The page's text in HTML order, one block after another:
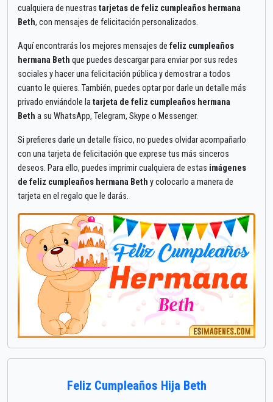
cualquiera de nuestras tarjetas de feliz cumpleaños hermana
Beth, con mensajes de felicitación personalizados.
Aquí encontrarás los mejores mensajes de feliz cumpleaños
hermana Beth que puedes descargar para enviar por sus redes
sociales y hacer una felicitación pública y demostrar a todos
cuanto le quieres. También, puedes optar por darle un detalle más
privado enviándole latarjeta de feliz cumpleaños hermana
Beth a su WhatsApp, Telegram, Skype o Messenger.
Si prefieres darle un detalle físico, no puedes olvidar acompañarlo
con una tarjeta de felicitación que exprese tus más sinceros
deseos. Para ello, puedes imprimir cualquiera de estas imágenes
de feliz cumpleaños hermana Beth y colocarlo a manera de
tarjeta en el regalo que le darás.
Feliz Cumpleaños Hija Beth